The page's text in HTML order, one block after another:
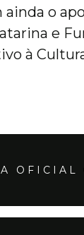
ainda o
e
à
OFICIAL